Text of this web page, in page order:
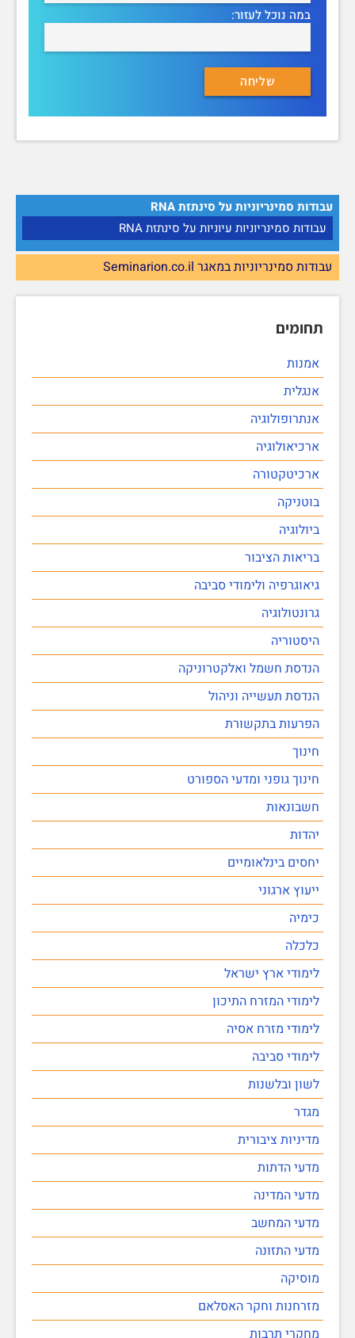
עבודות סמינריוניות על סינתזת RNA
עבודות סמינריוניות עיוניות על סינתזת RNA
עבודות סמינריוניות במאגר Seminarion.co.il
תחומים
אמנות
אנגלית
אנתרופולוגיה
ארכיאולוגיה
ארכיטקטורה
בוטניקה
ביולוגיה
בריאות הציבור
גיאוגרפיה ולימודי סביבה
גרונטולוגיה
היסטוריה
הנדסת חשמל ואלקטרוניקה
הנדסת תעשייה וניהול
הפרעות בתקשורת
חינוך
חינוך גופני ומדעי הספורט
חשבונאות
יהדות
יחסים בינלאומיים
ייעוץ ארגוני
כימיה
כלכלה
לימודי ארץ ישראל
לימודי המזרח התיכון
לימודי מזרח אסיה
לימודי סביבה
לשון ובלשנות
מגדר
מדיניות ציבורית
מדעי הדתות
מדעי המדינה
מדעי המחשב
מדעי התזונה
מוסיקה
מזרחנות וחקר האסלאם
מחקרי תרבות
במה נוכל לעזור: